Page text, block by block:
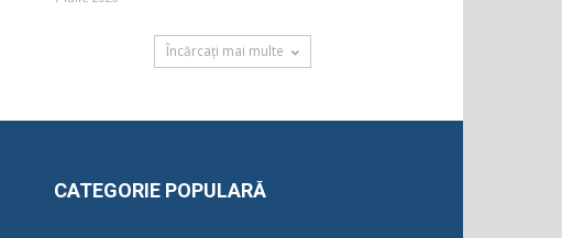
Încărcați mai multe
CATEGORIE POPULARĂ